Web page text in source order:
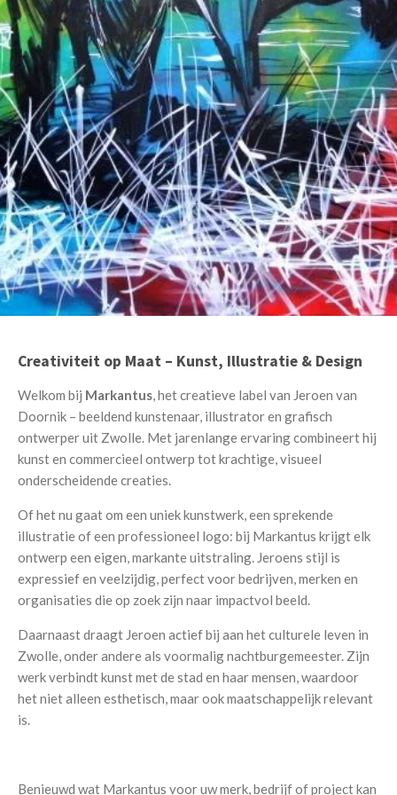
Creativiteit op Maat – Kunst, Illustratie & Design
Welkom bij Markantus, het creatieve label van Jeroen van
Doornik – beeldend kunstenaar, illustrator en grafisch
ontwerper uit Zwolle. Met jarenlange ervaring combineert hij
kunst en commercieel ontwerp tot krachtige, visueel
onderscheidende creaties.
Of het nu gaat om een uniek kunstwerk, een sprekende
illustratie of een professioneel logo: bij Markantus krijgt elk
ontwerp een eigen, markante uitstraling. Jeroens stijl is
expressief en veelzijdig, perfect voor bedrijven, merken en
organisaties die op zoek zijn naar impactvol beeld.
Daarnaast draagt Jeroen actief bij aan het culturele leven in
Zwolle, onder andere als voormalig nachtburgemeester. Zijn
werk verbindt kunst met de stad en haar mensen, waardoor
het niet alleen esthetisch, maar ook maatschappelijk relevant
is.
Benieuwd wat Markantus voor uw merk, bedrijf of project kan